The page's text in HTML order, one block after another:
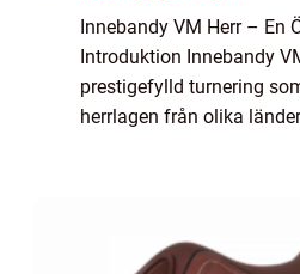
Innebandy VM Herr – En
Introduktion Innebandy
prestigefylld turnering
herrlagen från olika